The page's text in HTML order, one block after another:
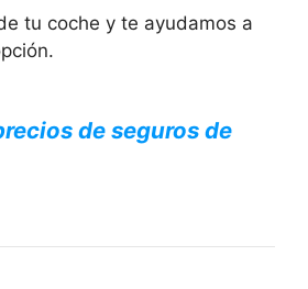
tu coche y te ayudamos a
de seguros de